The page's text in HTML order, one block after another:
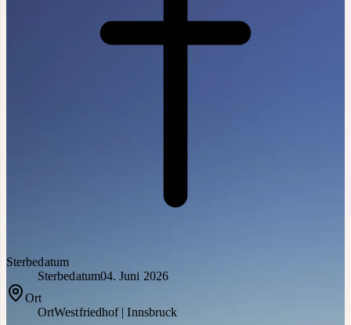
Sterbedatum
Sterbedatum04. Juni 2026
Ort
OrtWestfriedhof | Innsbruck